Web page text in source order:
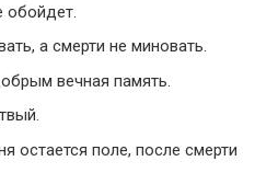
обойдет.
а смерти не миновать.
вечная память.
остается поле, после смерти